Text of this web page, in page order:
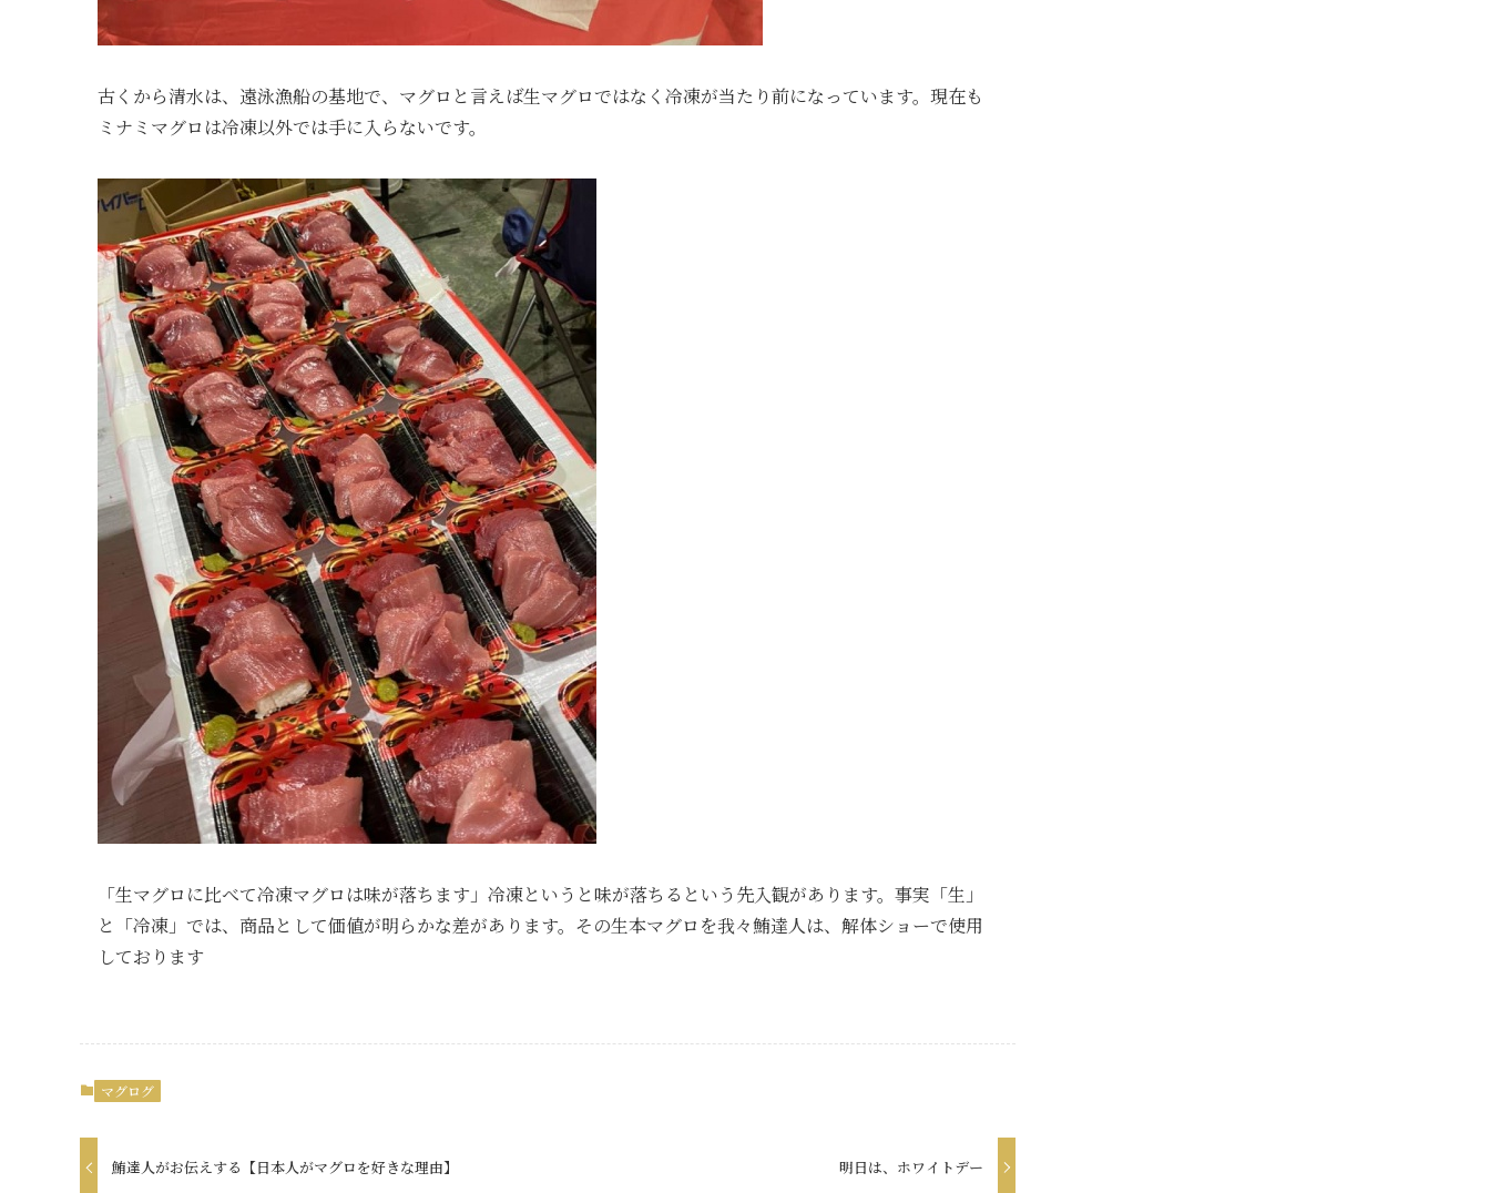
古くから清水は、遠泳漁船の基地で、マグロと言えば生マグロではなく冷凍が当たり前になっています。現在も
ミナミマグロは冷凍以外では手に入らないです。
「生マグロに比べて冷凍マグロは味が落ちます」冷凍というと味が落ちるという先入観があります。 事実「生」
と「冷凍」では、商品として価値が明らかな差があります。 その生本マグロを我々鮪達人は、解体ショーで使用
しております
マグログ
鮪達人がお伝えする【日本人がマグロを好きな理由】 明日は、ホワイトデー